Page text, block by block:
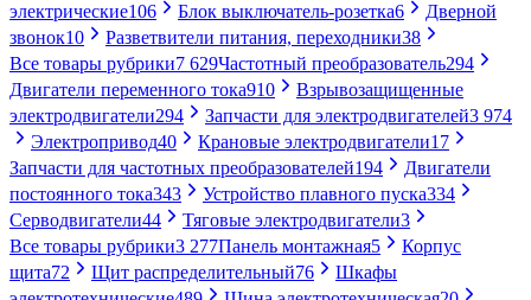
электрические106 Блок выключатель-розетка6
Дверной
звонок10 Разветвители питания, переходники38
Все товары рубрики7 629Частотный преобразователь294
Двигатели переменного тока910
Взрывозащищенные
электродвигатели294 Запчасти для электродвигателей3 974
Электропривод40 Крановые электродвигатели17
Запчасти для частотных преобразователей194
Двигатели
постоянного тока343 Устройство плавного пуска334
Серводвигатели44 Тяговые электродвигатели3
Все товары рубрики3 277Панель монтажная5
Корпус
щита72 Щит распределительный76
Шкафы